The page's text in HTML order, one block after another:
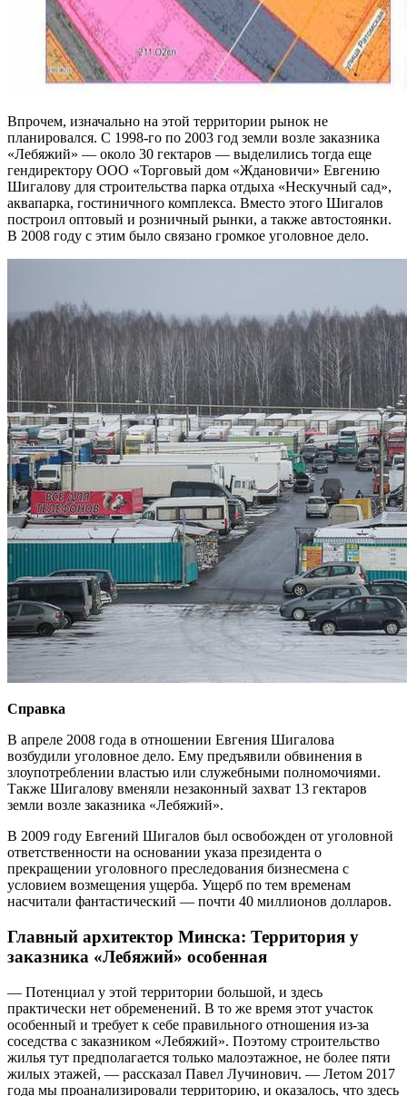
Впрочем, изначально на этой территории рынок не
планировался. С 1998-го по 2003 год земли возле заказника
«Лебяжий» — около 30 гектаров — выделились тогда еще
гендиректору ООО «Торговый дом «Ждановичи» Евгению
Шигалову для строительства парка отдыха «Нескучный сад»,
аквапарка, гостиничного комплекса. Вместо этого Шигалов
построил оптовый и розничный рынки, а также автостоянки.
В 2008 году с этим было связано громкое уголовное дело.
Справка
В апреле 2008 года в отношении Евгения Шигалова
возбудили уголовное дело. Ему предъявили обвинения в
злоупотреблении властью или служебными полномочиями.
Также Шигалову вменяли незаконный захват 13 гектаров
земли возле заказника «Лебяжий».
В 2009 году Евгений Шигалов был освобожден от уголовной
ответственности на основании указа президента о
прекращении уголовного преследования бизнесмена с
условием возмещения ущерба. Ущерб по тем временам
насчитали фантастический — почти 40 миллионов долларов.
Главный архитектор Минска: Территория у
заказника «Лебяжий» особенная
— Потенциал у этой территории большой, и здесь
практически нет обременений. В то же время этот участок
особенный и требует к себе правильного отношения из-за
соседства с заказником «Лебяжий». Поэтому строительство
жилья тут предполагается только малоэтажное, не более пяти
жилых этажей, — рассказал Павел Лучинович. — Летом 2017
года мы проанализировали территорию, и оказалось, что здесь